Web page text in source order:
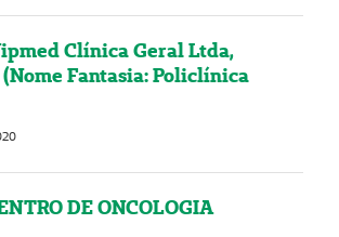
Clínica Geral Ltda,
Fantasia: Policlínica
DE ONCOLOGIA